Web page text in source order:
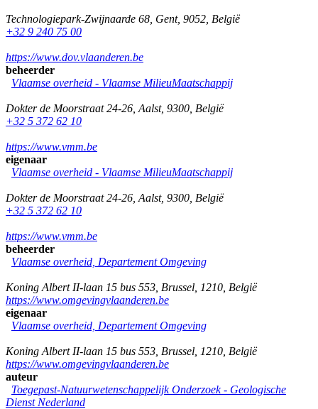
Technologiepark-Zwijnaarde 68 Gent, 9052 België
+32 9 240 75 00
https://www.dov.vlaanderen.be
beheerder
Vlaamse overheid - Vlaamse MilieuMaatschappij
Dokter de Moorstraat 24-26 Aalst, 9300 België
+32 5 372 62 10
https://www.vmm.be
eigenaar
Vlaamse overheid - Vlaamse MilieuMaatschappij
Dokter de Moorstraat 24-26 Aalst, 9300 België
+32 5 372 62 10
https://www.vmm.be
beheerder
Vlaamse overheid, Departement Omgeving
Koning Albert II-laan 15 bus 553 Brussel 1210 België
https://www.omgevingvlaanderen.be
eigenaar
Vlaamse overheid, Departement Omgeving
Koning Albert II-laan 15 bus 553 Brussel 1210 België
https://www.omgevingvlaanderen.be
auteur
Toegepast-Natuurwetenschappelijk Onderzoek - Geologische
Dienst Nederland